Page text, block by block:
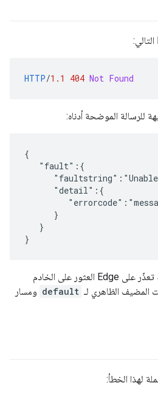
HTTP/1.1 404 Not Found
للرسالة الموضحة أدناه:
{
   "fault":{
      "detail":{
      }
   }
}
تشير رسالة الخطأ أعلاه إلى أنه تعذّر على Edge العثور على الخادم
المضيف الظاهري لـ default ومسار
لهذا الخطأ: